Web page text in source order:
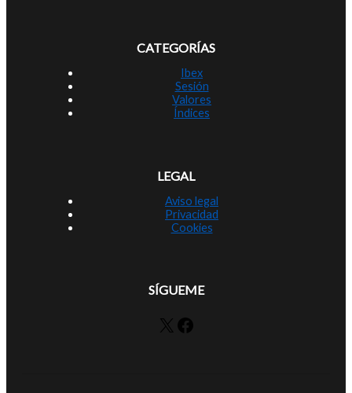
CATEGORÍAS
Ibex
Sesión
Valores
Índices
LEGAL
Aviso legal
Privacidad
Cookies
SÍGUEME
X Facebook